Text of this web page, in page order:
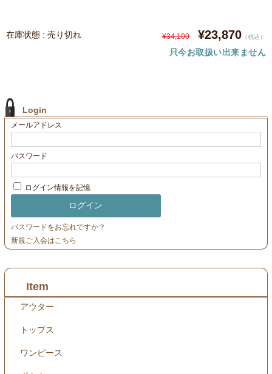
在庫状態 : 売り切れ ¥34,100 ¥23,870 （税込）
只今お取扱い出来ません
Login
メールアドレス
パスワード
ログイン情報を記憶
パスワードをお忘れですか？
新規ご入会はこちら
Item
アウター
トップス
ワンピース